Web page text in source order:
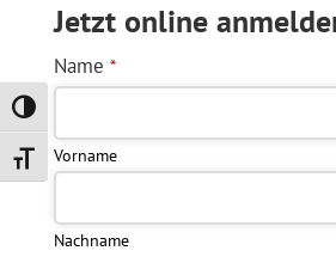
Umschalten auf hohe Kontraste
Schrift vergrößern
Jetzt online
Name *
Vorname
Nachname